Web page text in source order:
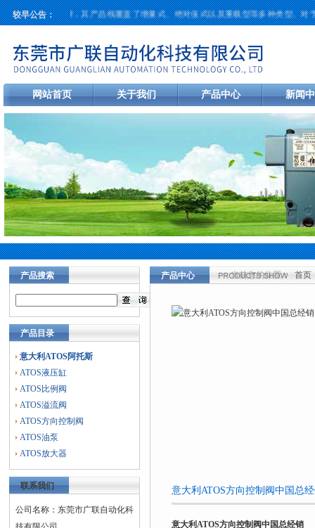
较早公告：
的一个品牌，其产品线覆盖了增量式、绝对值式以及重载型等多种类型。对
网站首页 关于我们 产品中心 新闻
产品搜索
产品目录
意大利ATOS阿托斯
ATOS液压缸
ATOS比例阀
ATOS溢流阀
ATOS方向控制阀
ATOS油泵
ATOS放大器
联系我们
公司名称：东莞市广联自动化科
产品中心 当前您的位置： 首页
意大利ATOS方向控制阀中国总
意大利ATOS方向控制阀中国总经销